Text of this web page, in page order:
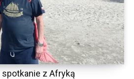
z Afryką